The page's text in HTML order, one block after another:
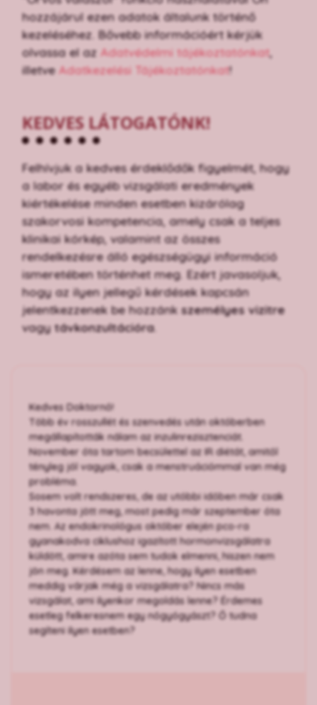
hozzájárul ezen adatok általunk történő
kezeléséhez. Bővebb információért kérjük
olvassa el az Adatvédelmi tájékoztatónkat,
illetve Adatkezelési Tájékoztatónkat!
KEDVES LÁTOGATÓNK!
Felhívjuk a kedves érdeklődők figyelmét, hogy
a labor és egyéb vizsgálati eredmények
kiértékelése minden esetben kizárólag
szakorvosi kompetencia, amely csak a teljes
klinikai kórkép, valamint az összes
rendelkezésre álló egészségügyi információ
ismeretében történhet meg. Ezért javasoljuk,
hogy az ilyen jellegű kérdések kapcsán
jelentkezzenek be hozzánk személyes vizitre
vagytávkonzultációra.
Kedves Doktornő!
Több év rosszullét és szenvedés után októberben
megállapították nálam az inzulinrezisztenciát.
November óta tartom becsülettel az IR diétát, amitől
tényleg jól vagyok, csak a menstruációmmal van még
probléma.
Sosem volt rendszeres, de az utóbbi időben már csak
3 havonta jött meg, most pedig már szeptember óta
nem. Az endokrinológus október elején pco-ra
gyanakodva ciklushoz igazított hormonvizsgálatra
küldött, amire azóta sem tudok elmenni, hiszen nem
jön meg. Kérdésem az lenne, hogy ilyen esetben
meddig várjak még a vizsgálatra? Nincs más
vizsgálat, ami ilyenkor megoldás lenne? Érdemes
esetleg felkeresnem egy nőgyógyászt? Ő tudna
segíteni ilyen esetben?